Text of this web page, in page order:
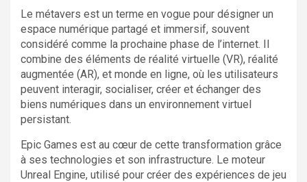
Le métavers est un terme en vogue pour désigner un
espace numérique partagé et immersif, souvent
considéré comme la prochaine phase de l’internet. Il
combine des éléments de réalité virtuelle (VR), réalité
augmentée (AR), et monde en ligne, où les utilisateurs
peuvent interagir, socialiser, créer et échanger des
biens numériques dans un environnement virtuel
persistant.
Epic Games est au cœur de cette transformation grâce
à ses technologies et son infrastructure. Le moteur
Unreal Engine, utilisé pour créer des expériences de jeu